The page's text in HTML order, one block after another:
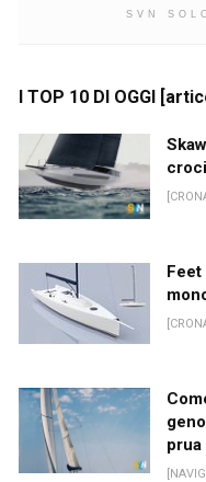
SVN
I TOP 10 DI OGGI
prua